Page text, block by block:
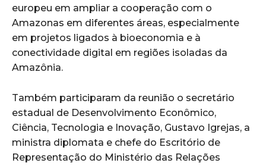
europeu em ampliar a cooperação com o
Amazonas em diferentes áreas, especialmente
em projetos ligados à bioeconomia e à
conectividade digital em regiões isoladas da
Amazônia.
Também participaram da reunião o secretário
estadual de Desenvolvimento Econômico,
Ciência, Tecnologia e Inovação, Gustavo Igrejas, a
ministra diplomata e chefe do Escritório de
Representação do Ministério das Relações